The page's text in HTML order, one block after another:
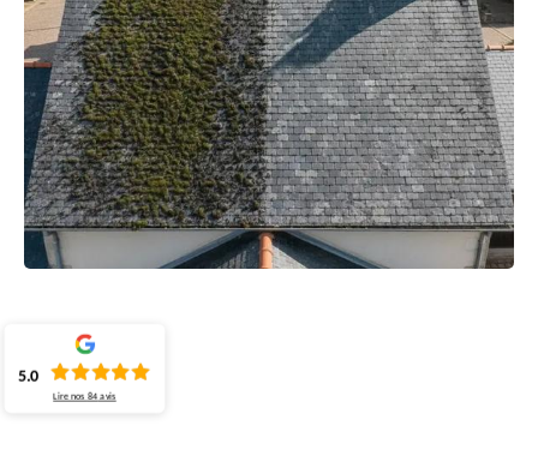
5.0
Lire nos84 avis